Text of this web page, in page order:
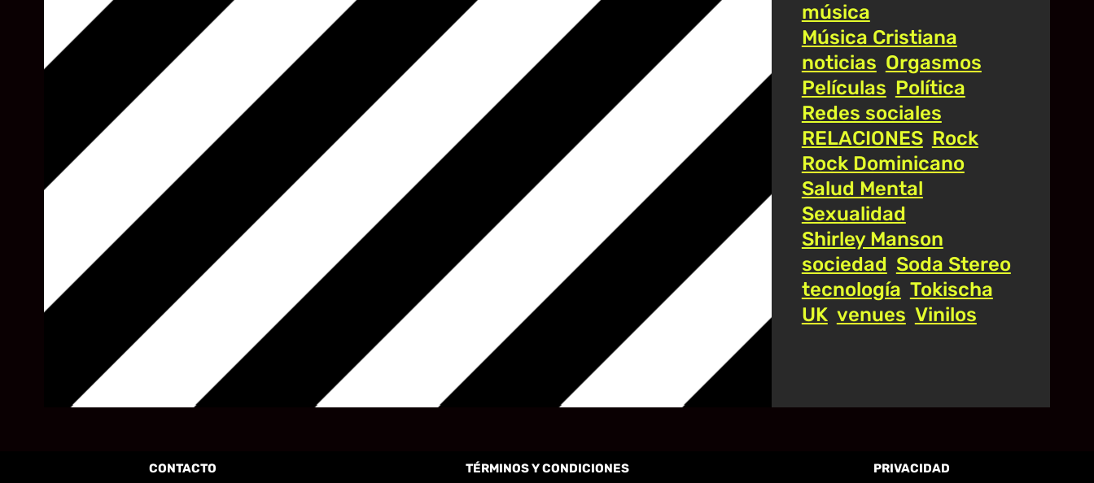
música
Música Cristiana
noticias Orgasmos
Películas Política
Redes sociales
RELACIONES Rock
Rock Dominicano
Salud Mental
Sexualidad
Shirley Manson
sociedad Soda Stereo
tecnología Tokischa
UK venues Vinilos
CONTACTO TÉRMINOS Y CONDICIONES PRIVACIDAD